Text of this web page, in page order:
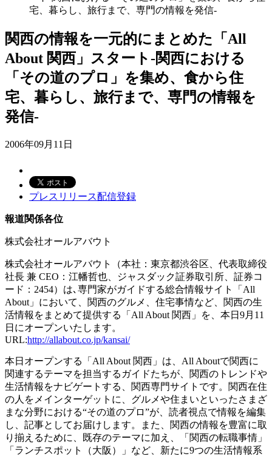
宅、暮らし、旅行まで、専門の情報を発信-
関西の情報を一元的にまとめた「All
About 関西」スタート-関西における
「その道のプロ」を集め、食から住
宅、暮らし、旅行まで、専門の情報を
発信-
2006年09月11日
プレスリリース配信登録
報道関係各位
株式会社オールアバウト
株式会社オールアバウト（本社：東京都渋谷区、代表取締役
社長 兼 CEO：江幡哲也、ジャスダック証券取引所、証券コ
ード：2454）は､専門家がガイドする総合情報サイト「All
About」において、関西のグルメ、住宅事情など、関西の生
活情報をまとめて提供する「All About 関西」を、本日9月11
日にオープンいたします。
URL:http://allabout.co.jp/kansai/
本日オープンする「All About 関西」は、All Aboutで関西に
関連するテーマを担当するガイドたちが、関西のトレンドや
生活情報をナビゲートする、関西専門サイトです。関西在住
の人をメインターゲットに、グルメや住まいといったさまざ
まな分野における“その道のプロ”が、読者視点で情報を編集
し、記事としてお届けします。また、関西の情報を豊富に取
り揃えるために、既存のテーマに加え、「関西の転職事情」
「ランチスポット（大阪）」など、新たに9つの生活情報系